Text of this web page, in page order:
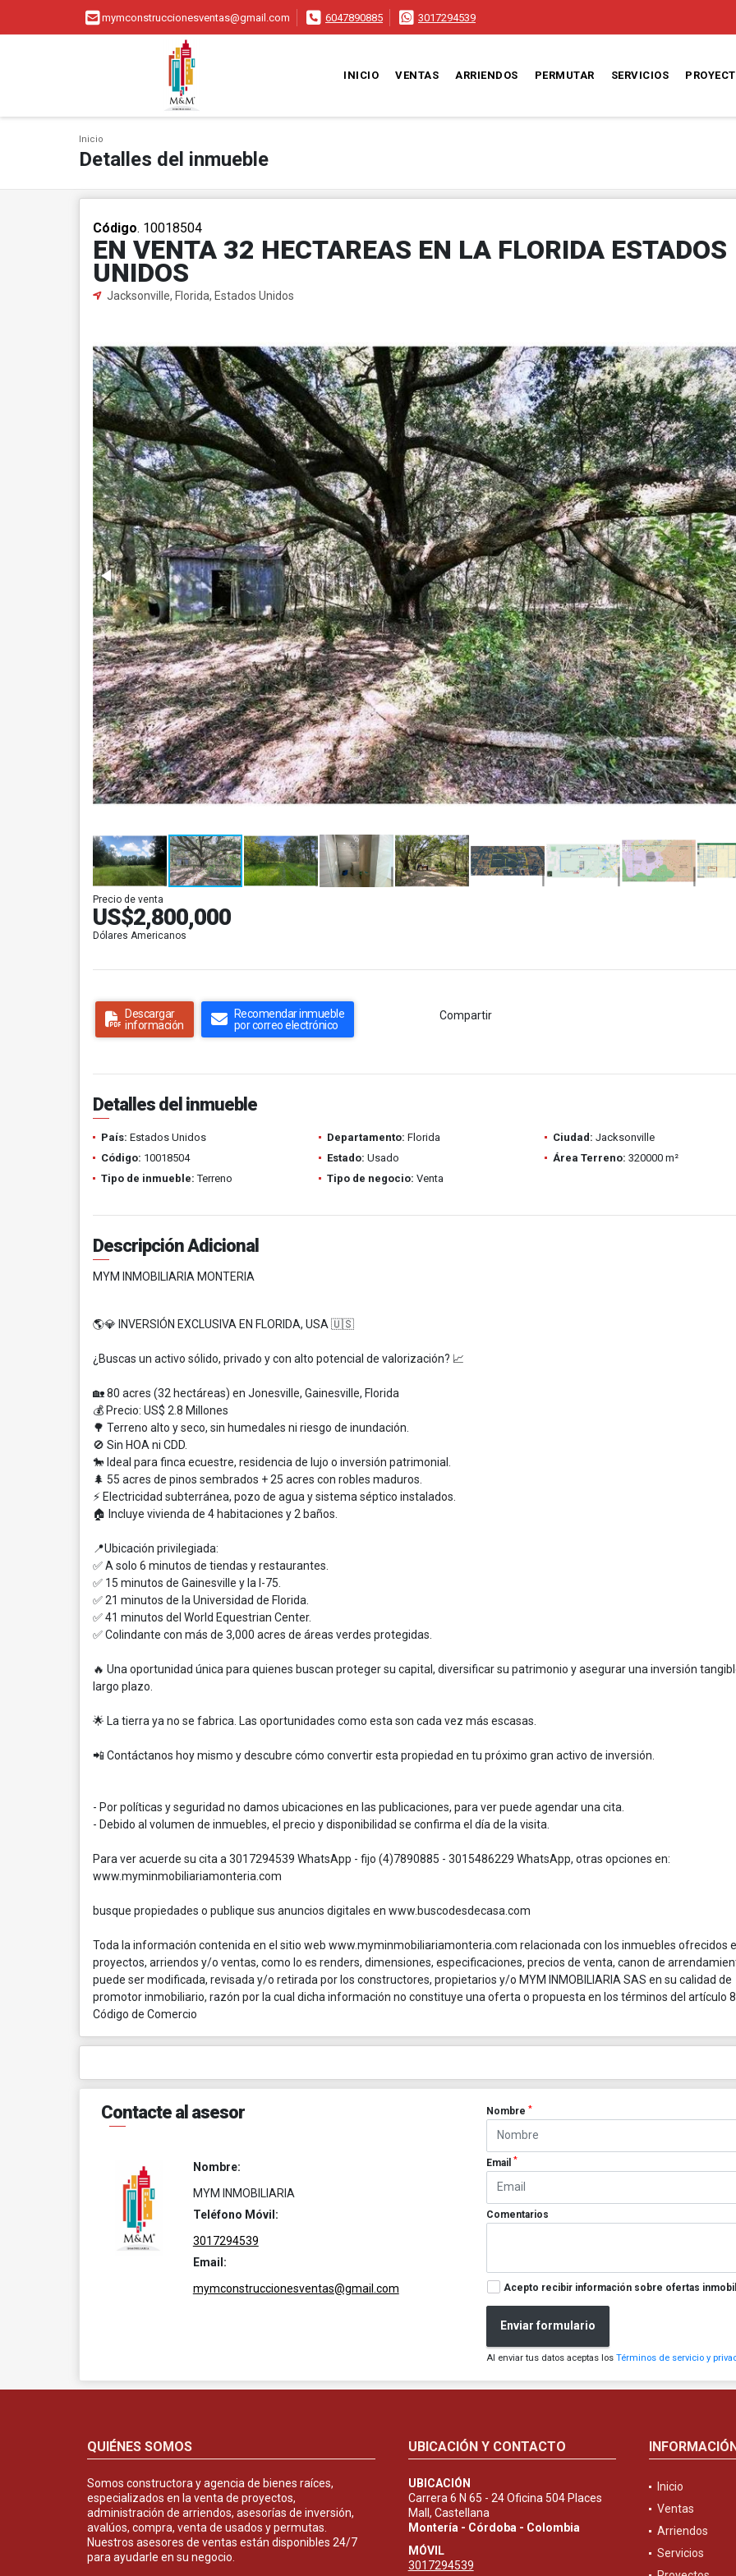
mymconstruccionesventas@gmail.com 6047890885 3017294539
INICIO VENTAS ARRIENDOS PERMUTAR SERVICIOS
Inicio
Detalles del inmueble
Código. 10018504
EN VENTA 32 HECTAREAS EN LA FLORIDA ESTADOS
UNIDOS
Jacksonville, Florida, Estados Unidos
Precio de venta
US$2,800,000
Dólares Americanos
Descargar
información
Recomendar inmueble
por correo electrónico
Compartir
Detalles del inmueble
País: Estados Unidos Departamento: Florida Ciudad: Jacksonville
Código: 10018504 Estado: Usado Área Terreno: 320000 m²
Tipo de inmueble: Terreno Tipo de negocio: Venta
Descripción Adicional
MYM INMOBILIARIA MONTERIA
🌎💎 INVERSIÓN EXCLUSIVA EN FLORIDA, USA 🇺🇸
¿Buscas un activo sólido, privado y con alto potencial de valorización? 📈
🏡 80 acres (32 hectáreas) en Jonesville, Gainesville, Florida
💰 Precio: US$ 2.8 Millones
🌳 Terreno alto y seco, sin humedales ni riesgo de inundación.
🚫 Sin HOA ni CDD.
🐎 Ideal para finca ecuestre, residencia de lujo o inversión patrimonial.
🌲 55 acres de pinos sembrados + 25 acres con robles maduros.
⚡ Electricidad subterránea, pozo de agua y sistema séptico instalados.
🏠 Incluye vivienda de 4 habitaciones y 2 baños.
📍Ubicación privilegiada:
✅ A solo 6 minutos de tiendas y restaurantes.
✅ 15 minutos de Gainesville y la I-75.
✅ 21 minutos de la Universidad de Florida.
✅ 41 minutos del World Equestrian Center.
✅ Colindante con más de 3,000 acres de áreas verdes protegidas.
🔥 Una oportunidad única para quienes buscan proteger su capital, diversificar su patrimonio y asegurar una inversión
largo plazo.
🌟 La tierra ya no se fabrica. Las oportunidades como esta son cada vez más escasas.
📲 Contáctanos hoy mismo y descubre cómo convertir esta propiedad en tu próximo gran activo de inversión.
- Por políticas y seguridad no damos ubicaciones en las publicaciones, para ver puede agendar una cita.
- Debido al volumen de inmuebles, el precio y disponibilidad se confirma el día de la visita.
Para ver acuerde su cita a 3017294539 WhatsApp - fijo (4)7890885 - 3015486229 WhatsApp, otras opciones en:
www.myminmobiliariamonteria.com
busque propiedades o publique sus anuncios digitales en www.buscodesdecasa.com
Toda la información contenida en el sitio web www.myminmobiliariamonteria.com relacionada con los inmuebles ofrecidos
proyectos, arriendos y/o ventas, como lo es renders, dimensiones, especificaciones, precios de venta, canon de
puede ser modificada, revisada y/o retirada por los constructores, propietarios y/o MYM INMOBILIARIA SAS en su calidad de
promotor inmobiliario, razón por la cual dicha información no constituye una oferta o propuesta en los términos del artículo
Código de Comercio
Contacte al asesor
Nombre:
MYM INMOBILIARIA
Teléfono Móvil:
3017294539
Email:
mymconstruccionesventas@gmail.com
Nombre*
Email*
Comentarios
Acepto recibir información sobre ofertas
Enviar formulario
Al enviar tus datos aceptas losTérminos de servicio y
QUIÉNES SOMOS
Somos constructora y agencia de bienes raíces,
especializados en la venta de proyectos,
administración de arriendos, asesorías de inversión,
avalúos, compra, venta de usados y permutas.
Nuestros asesores de ventas están disponibles 24/7
para ayudarle en su negocio.
UBICACIÓN Y CONTACTO
UBICACIÓN
Carrera 6 N 65 - 24 Oficina 504 Places
Mall, Castellana
Montería - Córdoba - Colombia
MÓVIL
3017294539
Inicio
Ventas
Arriendos
Servicios